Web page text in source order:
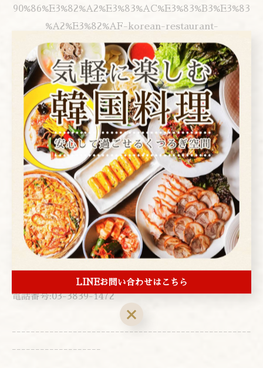
90%86%E3%82%A2%E3%83%AC%E3%83%B3%E3%83
%A2%E3%82%AF-korean-restaurant-
arenmoku/16-gcylLTFKAj37nXxtz0w
▼you tubeお店紹介▼
www.youtube.com/watch?v=S2l0PRsM6xA
▼instagram▼
www.instagram.com/arenmoku/?hl=ja
---------------------------------------------------
-------------------
アレンモク
東京都台東区上野２丁目１−４
電話番号:03-3839-1472
---------------------------------------------------
-------------------
LINEお問い合わせはこちら